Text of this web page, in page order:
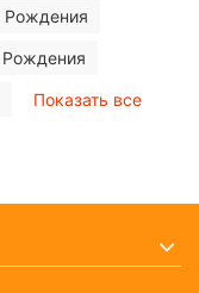
Показать все